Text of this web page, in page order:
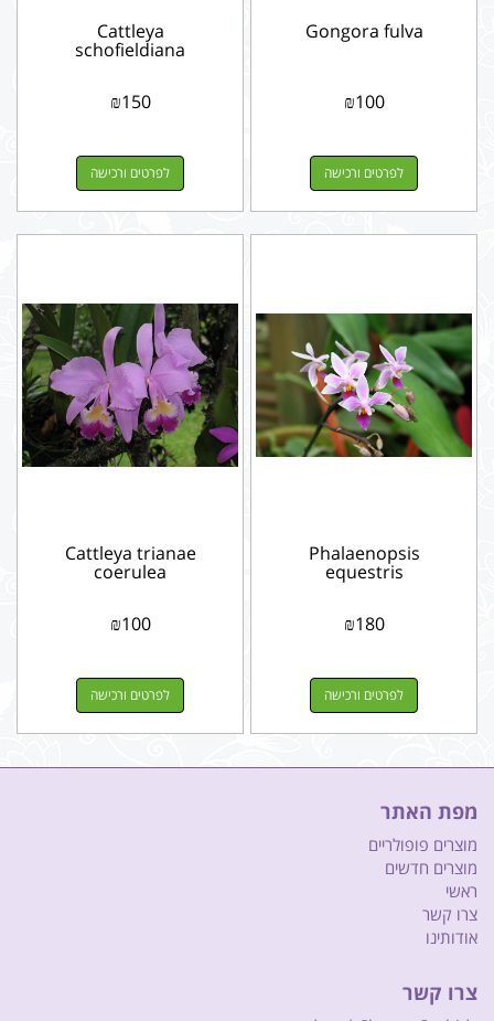
Gongora fulva
₪100
לפרטים ורכישה
Cattleya
schofieldiana
₪150
לפרטים ורכישה
Phalaenopsis
equestris
₪180
לפרטים ורכישה
Cattleya trianae
coerulea
₪100
לפרטים ורכישה
מפת האתר
מוצרים פופולריים
מוצרים חדשים
ראשי
צרו קשר
אודותינו
צרו קשר